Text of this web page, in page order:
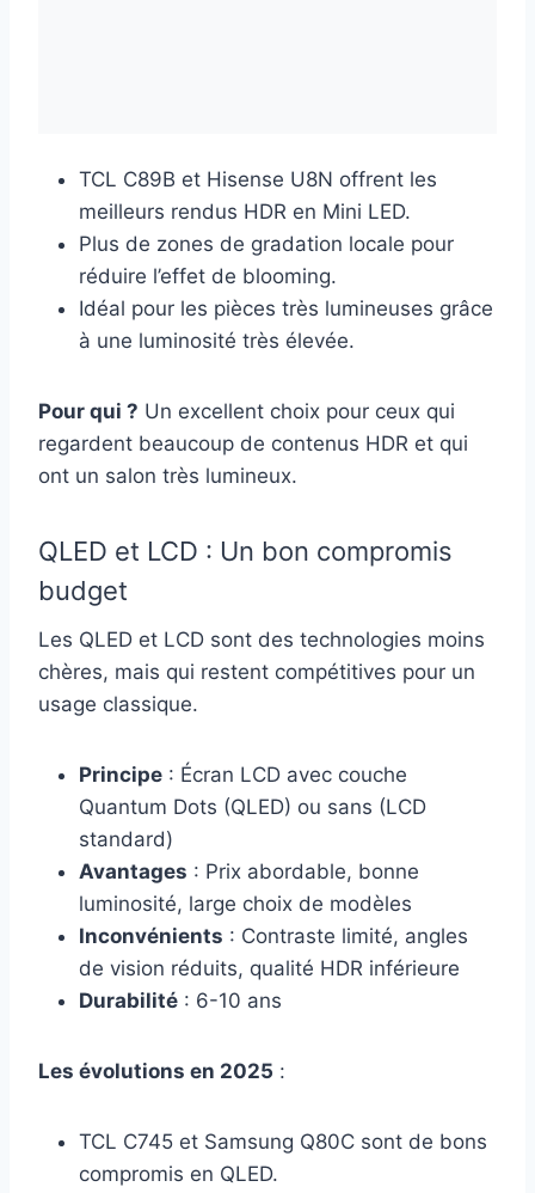
TCL C89B et Hisense U8N offrent les
meilleurs rendus HDR en Mini LED.
Plus de zones de gradation locale pour
réduire l’effet de blooming.
Idéal pour les pièces très lumineuses grâce
à une luminosité très élevée.
Pour qui ? Un excellent choix pour ceux qui
regardent beaucoup de contenus HDR et qui
ont un salon très lumineux.
QLED et LCD : Un bon compromis
budget
Les QLED et LCD sont des technologies moins
chères, mais qui restent compétitives pour un
usage classique.
Principe : Écran LCD avec couche
Quantum Dots (QLED) ou sans (LCD
standard)
Avantages : Prix abordable, bonne
luminosité, large choix de modèles
Inconvénients : Contraste limité, angles
de vision réduits, qualité HDR inférieure
Durabilité : 6-10 ans
Les évolutions en 2025 :
TCL C745 et Samsung Q80C sont de bons
compromis en QLED.